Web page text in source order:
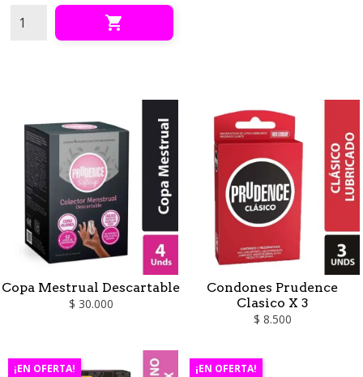

Copa Mestrual Descartable
$ 30.000
Condones Prudence
Clasico X 3
$ 8.500
¡EN OFERTA! ¡EN OFERTA!